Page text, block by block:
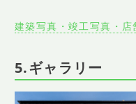
建築写真・竣工写真・
5.ギャラリー